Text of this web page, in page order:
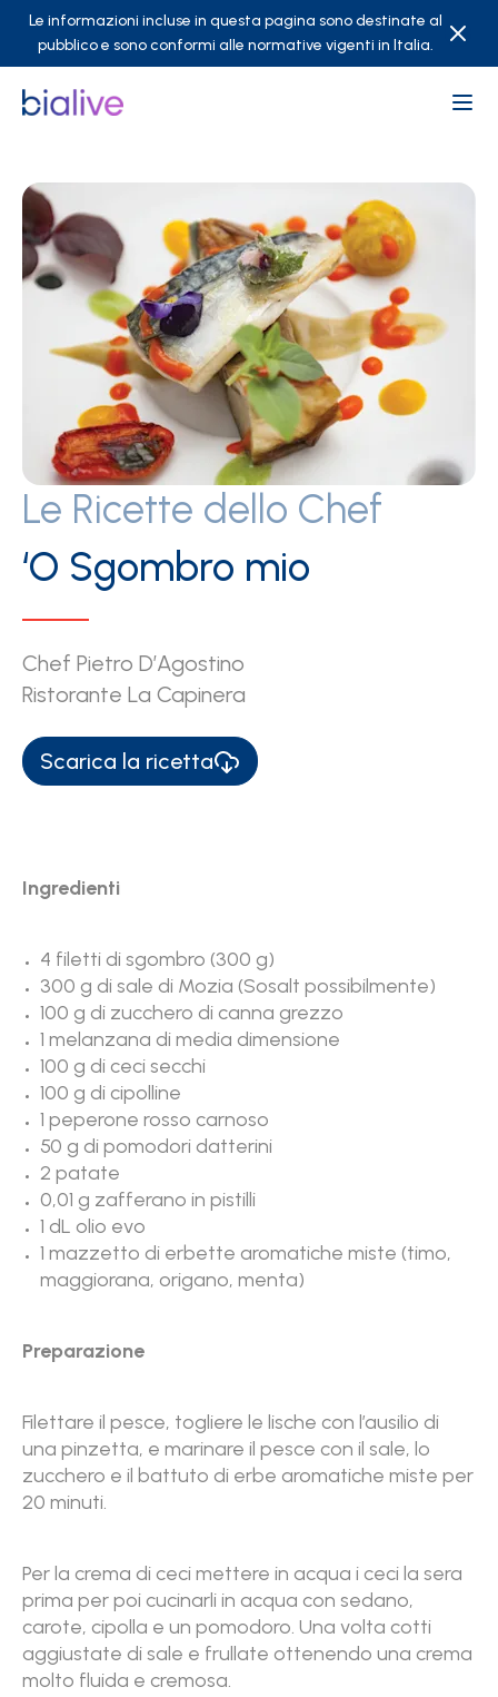
Le informazioni incluse in questa pagina sono destinate al
pubblico e sono conformi alle normative vigenti in Italia.
Le Ricette dello Chef
‘O Sgombro mio
Chef Pietro D’Agostino
Ristorante La Capinera
Scarica la ricetta
Ingredienti
4 filetti di sgombro (300 g)
300 g di sale di Mozia (Sosalt possibilmente)
100 g di zucchero di canna grezzo
1 melanzana di media dimensione
100 g di ceci secchi
100 g di cipolline
1 peperone rosso carnoso
50 g di pomodori datterini
2 patate
0,01 g zafferano in pistilli
1 dL olio evo
1 mazzetto di erbette aromatiche miste (timo,
maggiorana, origano, menta)
Preparazione
Filettare il pesce, togliere le lische con l’ausilio di
una pinzetta, e marinare il pesce con il sale, lo
zucchero e il battuto di erbe aromatiche miste per
20 minuti.
Per la crema di cecimettere in acqua i ceci la sera
prima per poi cucinarli in acqua con sedano,
carote, cipolla e un pomodoro. Una volta cotti
aggiustate di sale e frullate ottenendo una crema
molto fluida e cremosa.